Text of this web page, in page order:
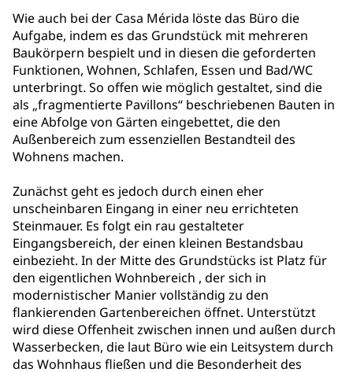
Wie auch bei der Casa Mérida löste das Büro die
Aufgabe, indem es das Grundstück mit mehreren
Baukörpern bespielt und in diesen die geforderten
Funktionen, Wohnen, Schlafen, Essen und Bad/WC
unterbringt. So offen wie möglich gestaltet, sind die
als „fragmentierte Pavillons“ beschriebenen Bauten in
eine Abfolge von Gärten eingebettet, die den
Außenbereich zum essenziellen Bestandteil des
Wohnens machen.
Zunächst geht es jedoch durch einen eher
unscheinbaren Eingang in einer neu errichteten
Steinmauer. Es folgt ein rau gestalteter
Eingangsbereich, der einen kleinen Bestandsbau
einbezieht. In der Mitte des Grundstücks ist Platz für
den eigentlichen Wohnbereich , der sich in
modernistischer Manier vollständig zu den
flankierenden Gartenbereichen öffnet. Unterstützt
wird diese Offenheit zwischen innen und außen durch
Wasserbecken, die laut Büro wie ein Leitsystem durch
das Wohnhaus fließen und die Besonderheit des